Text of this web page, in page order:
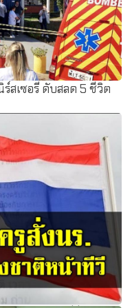
สเซอรี ดับสลด 5 ชีวิต